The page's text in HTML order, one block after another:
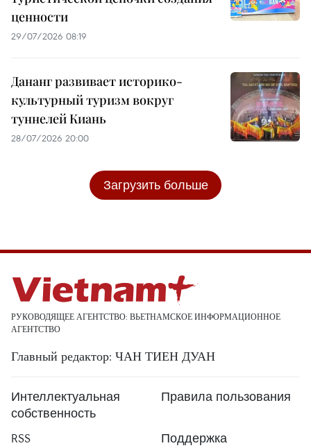
ценности
29/07/2026 08:19
Дананг развивает историко-
культурный туризм вокруг
туннелей Киань
28/07/2026 20:00
Загрузить больше
РУКОВОДЯЩЕЕ АГЕНТСТВО: ВЬЕТНАМСКОЕ ИНФОРМАЦИОННОЕ
АГЕНТСТВО
Главный редактор: ЧАН ТИЕН ДУАН
Интеллектуальная
собственность
Правила пользования
RSS Поддержка